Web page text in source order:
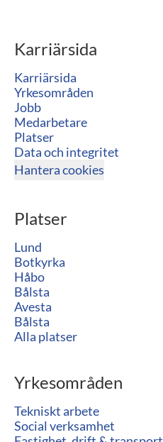
Karriärsida
Karriärsida
Yrkesområden
Jobb
Medarbetare
Platser
Data och integritet
Hantera cookies
Platser
Lund
Botkyrka
Håbo
Bålsta
Avesta
Bålsta
Alla platser
Yrkesområden
Tekniskt arbete
Social verksamhet